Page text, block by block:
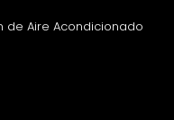
de Aire Acondicionado